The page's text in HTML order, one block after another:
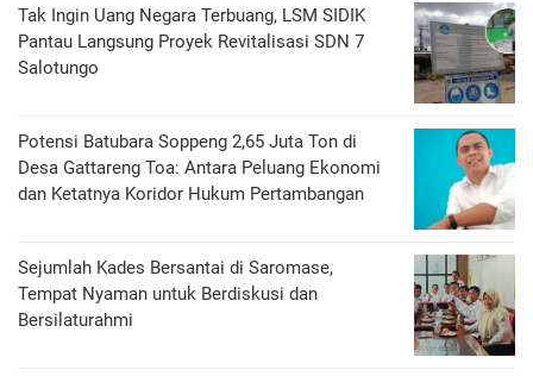
Tak Ingin Uang Negara Terbuang, LSM SIDIK
Pantau Langsung Proyek Revitalisasi SDN 7
Salotungo
Potensi Batubara Soppeng 2,65 Juta Ton di
Desa Gattareng Toa: Antara Peluang Ekonomi
dan Ketatnya Koridor Hukum Pertambangan
Sejumlah Kades Bersantai di Saromase,
Tempat Nyaman untuk Berdiskusi dan
Bersilaturahmi